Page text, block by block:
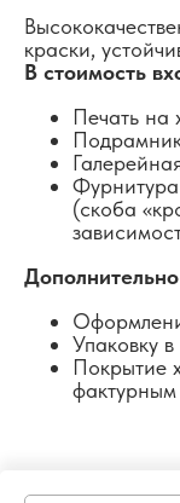
краски,
В стоимость
Печать на
(скоба
Упаковку
Покрытие
фактурным